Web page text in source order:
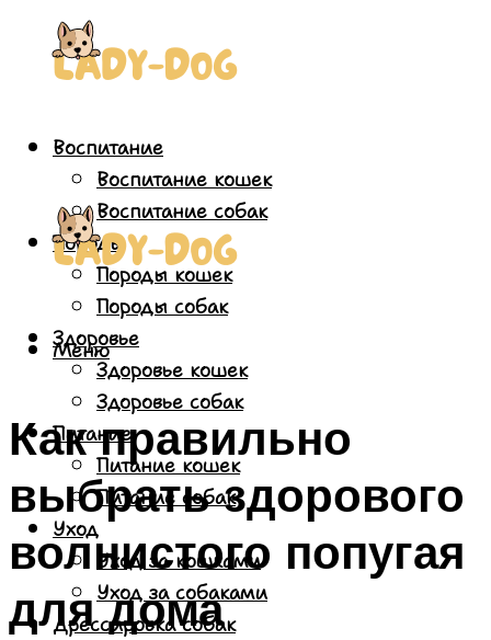
Воспитание
Воспитание кошек
Воспитание собак
Породы
Породы кошек
Породы собак
Здоровье
Здоровье кошек
Здоровье собак
Питание
Питание кошек
Питание собак
Уход
Уход за кошками
Уход за собаками
Дрессировка собак
Меню
Как правильно
выбрать здорового
волнистого попугая
для дома